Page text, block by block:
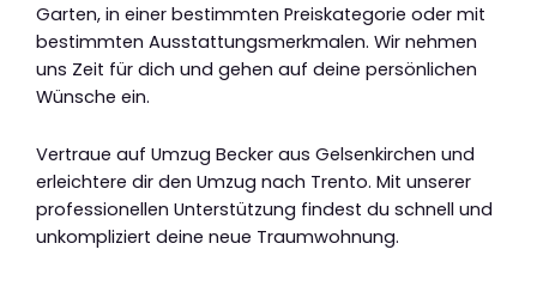
Garten, in einer bestimmten Preiskategorie oder mit
bestimmten Ausstattungsmerkmalen. Wir nehmen
uns Zeit für dich und gehen auf deine persönlichen
Wünsche ein.
Vertraue auf Umzug Becker aus Gelsenkirchen und
erleichtere dir den Umzug nach Trento. Mit unserer
professionellen Unterstützung findest du schnell und
unkompliziert deine neue Traumwohnung.